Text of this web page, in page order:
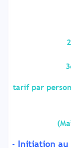
Délai
Délai
Délai
tarif par
niveau
- Initiation au